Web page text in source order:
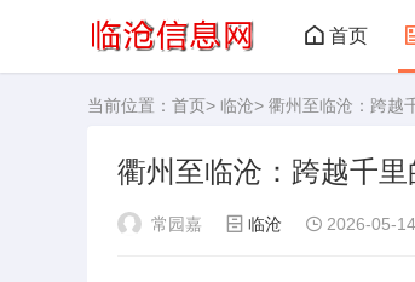
首页
当前位置： 首页> 临沧> 衢州至临沧：跨越
衢州至临沧：跨越千
常园嘉 临沧 2026-05-